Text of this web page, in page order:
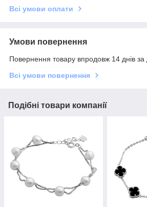
Всі умови оплати
Умови повернення
Повернення товару впродовж 14 днів за
Всі умови повернення
Подібні товари компанії